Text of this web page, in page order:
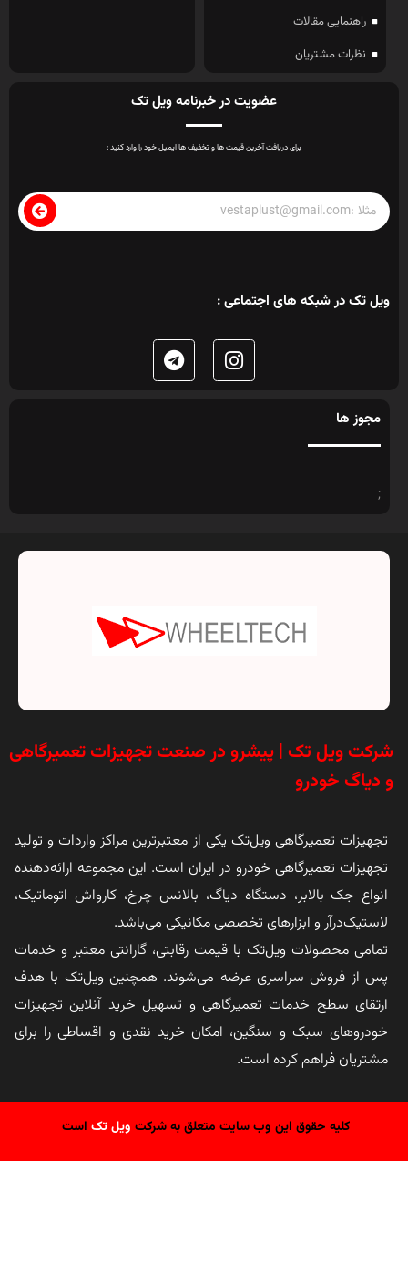
راهنمایی مقالات
نظرات مشتریان
عضویت در خبرنامه ویل تک
برای دریافت آخرین قیمت ها و تخفیف ها ایمیل خود را وارد کنید :
ویل تک در شبکه های اجتماعی :
مجوز ها
;
شرکت ویل تک | پیشرو در صنعت تجهیزات تعمیرگاهی
و دیاگ خودرو
تجهیزات تعمیرگاهی ویل‌تک یکی از معتبرترین مراکز واردات و تولید
تجهیزات تعمیرگاهی خودرو در ایران است. این مجموعه ارائه‌دهنده
انواع جک بالابر، دستگاه دیاگ، بالانس چرخ، کارواش اتوماتیک،
لاستیک‌درآر و ابزارهای تخصصی مکانیکی می‌باشد.
تمامی محصولات ویل‌تک با قیمت رقابتی، گارانتی معتبر و خدمات
پس از فروش سراسری عرضه می‌شوند. همچنین ویل‌تک با هدف
ارتقای سطح خدمات تعمیرگاهی و تسهیل خرید آنلاین تجهیزات
خودروهای سبک و سنگین، امکان خرید نقدی و اقساطی را برای
مشتریان فراهم کرده است.
کلیه حقوق این وب سایت متعلق به شرکت ویل تک است